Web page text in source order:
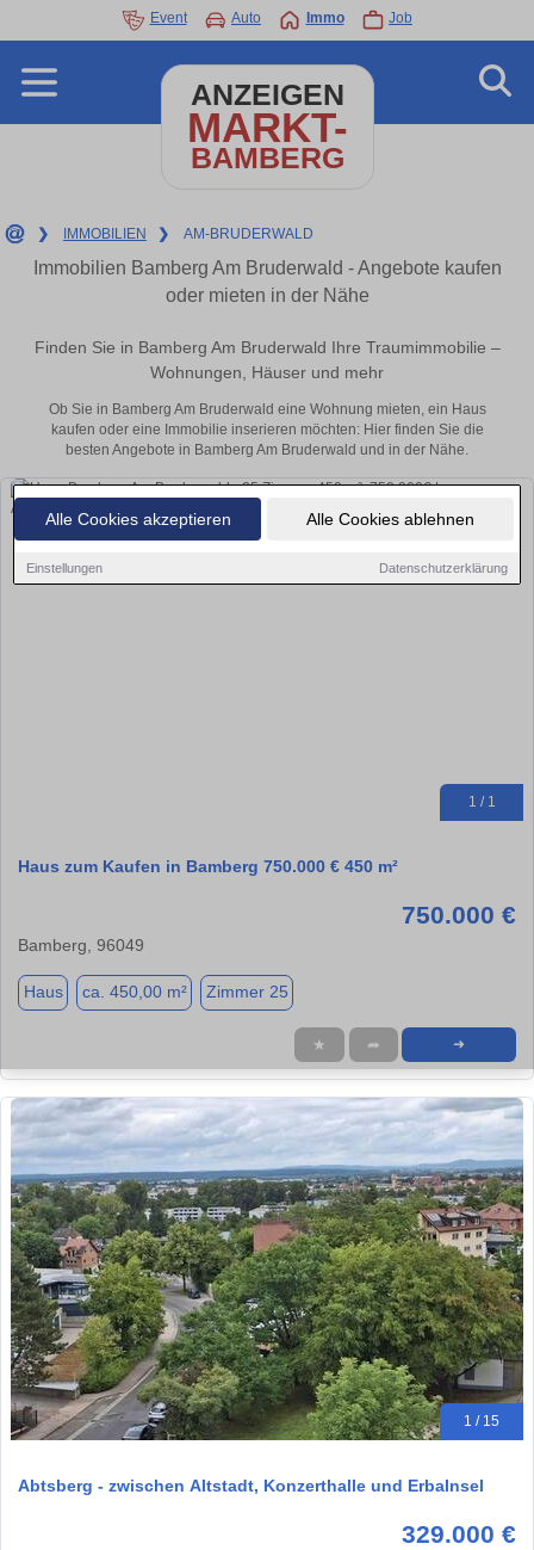
Alle Cookies akzeptieren Alle Cookies ablehnen
Einstellungen Datenschutzerklärung
Event Auto Immo Job
ANZEIGEN
MARKT-
BAMBERG
❯ IMMOBILIEN ❯ AM-BRUDERWALD
Immobilien Bamberg Am Bruderwald - Angebote kaufen
oder mieten in der Nähe
Finden Sie in Bamberg Am Bruderwald Ihre Traumimmobilie –
Wohnungen, Häuser und mehr
Ob Sie in Bamberg Am Bruderwald eine Wohnung mieten, ein Haus
kaufen oder eine Immobilie inserieren möchten: Hier finden Sie die
besten Angebote in Bamberg Am Bruderwald und in der Nähe.
1 / 1
Haus zum Kaufen in Bamberg 750.000 € 450 m²
750.000 €
Bamberg, 96049
Haus ca. 450,00 m² Zimmer 25
★ ➦ ➜
1 / 15
Abtsberg - zwischen Altstadt, Konzerthalle und ErbaInsel
329.000 €